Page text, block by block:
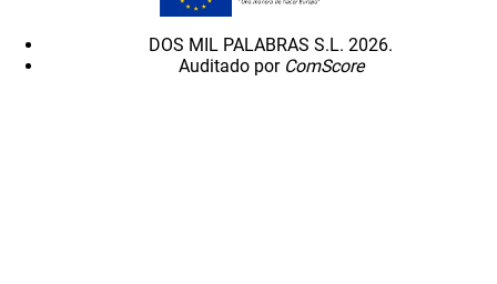
DOS MIL PALABRAS S.L. 2026.
Auditado por ComScore